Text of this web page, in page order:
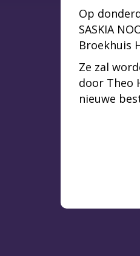
Op
SASKIA
Broekhuis
Ze zal
door Theo
nieuwe